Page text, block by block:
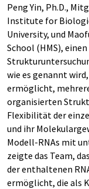
Peng Yin, Ph.D.,
Institute for
University, und
School (HMS),
wie es genannt
ermöglicht,
organisierten
Flexibilität der
und ihr
Modell-RNAs mit
zeigte das Team,
der enthaltenen
ermöglicht, die als